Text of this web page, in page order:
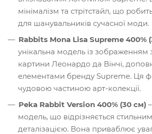
мінімалізм та стрітстайл, що
для шанувальників сучасної моди.
Rabbits Mona Lisa Supreme 400%
унікальна модель із зображенням
картини Леонардо да Вінчі,
елементами бренду Supreme. Ця
чудовою частиною арт-колекції.
Peka Rabbit Version 400% (30 см)
модель, що відрізняється
деталізацією. Вона приваблює